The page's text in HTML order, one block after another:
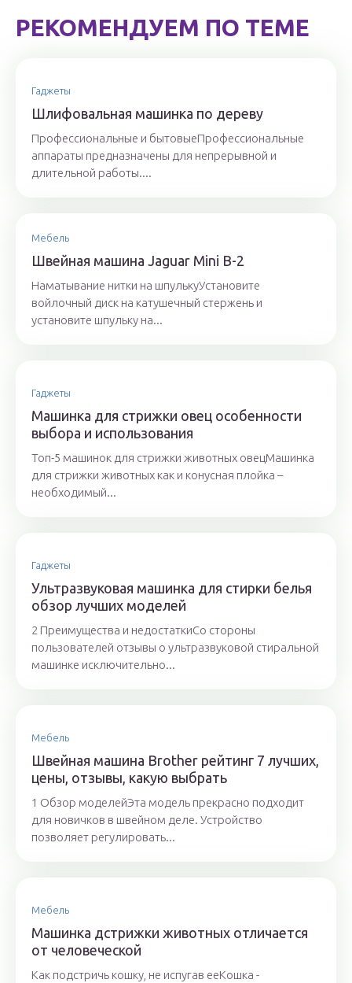
РЕКОМЕНДУЕМ ПО ТЕМЕ
Гаджеты
Шлифовальная машинка по дереву
Профессиональные и бытовыеПрофессиональные
аппараты предназначены для непрерывной и
длительной работы....
Мебель
Швейная машина Jaguar Mini B-2
Наматывание нитки на шпулькуУстановите
войлочный диск на катушечный стержень и
установите шпульку на...
Гаджеты
Машинка для стрижки овец особенности
выбора и использования
Топ-5 машинок для стрижки животных овецМашинка
для стрижки животных как и конусная плойка –
необходимый...
Гаджеты
Ультразвуковая машинка для стирки белья
обзор лучших моделей
2 Преимущества и недостаткиСо стороны
пользователей отзывы о ультразвуковой стиральной
машинке исключительно...
Мебель
Швейная машина Brother рейтинг 7 лучших,
цены, отзывы, какую выбрать
1 Обзор моделейЭта модель прекрасно подходит
для новичков в швейном деле. Устройство
позволяет регулировать...
Мебель
Машинка дстрижки животных отличается
от человеческой
Как подстричь кошку, не испугав ееКошка -